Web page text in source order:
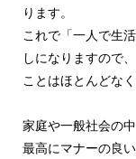
ります。
これで「一人で生
しになりますので
ことはほとんどな
家庭や一般社会の
最高にマナーの良